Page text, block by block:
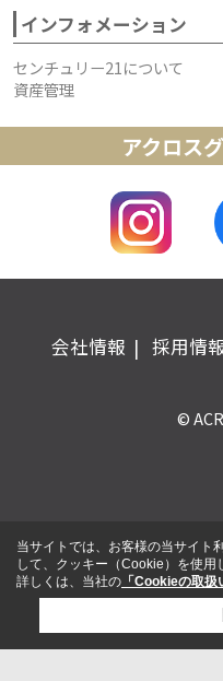
インフォメーション
センチュリー21について
資産管理
アクロス
会社情報 採用情
©
当サイトでは、お客様の当サイト
して、クッキー（Cookie）を使用
詳しくは、当社の 「Cookieの取扱